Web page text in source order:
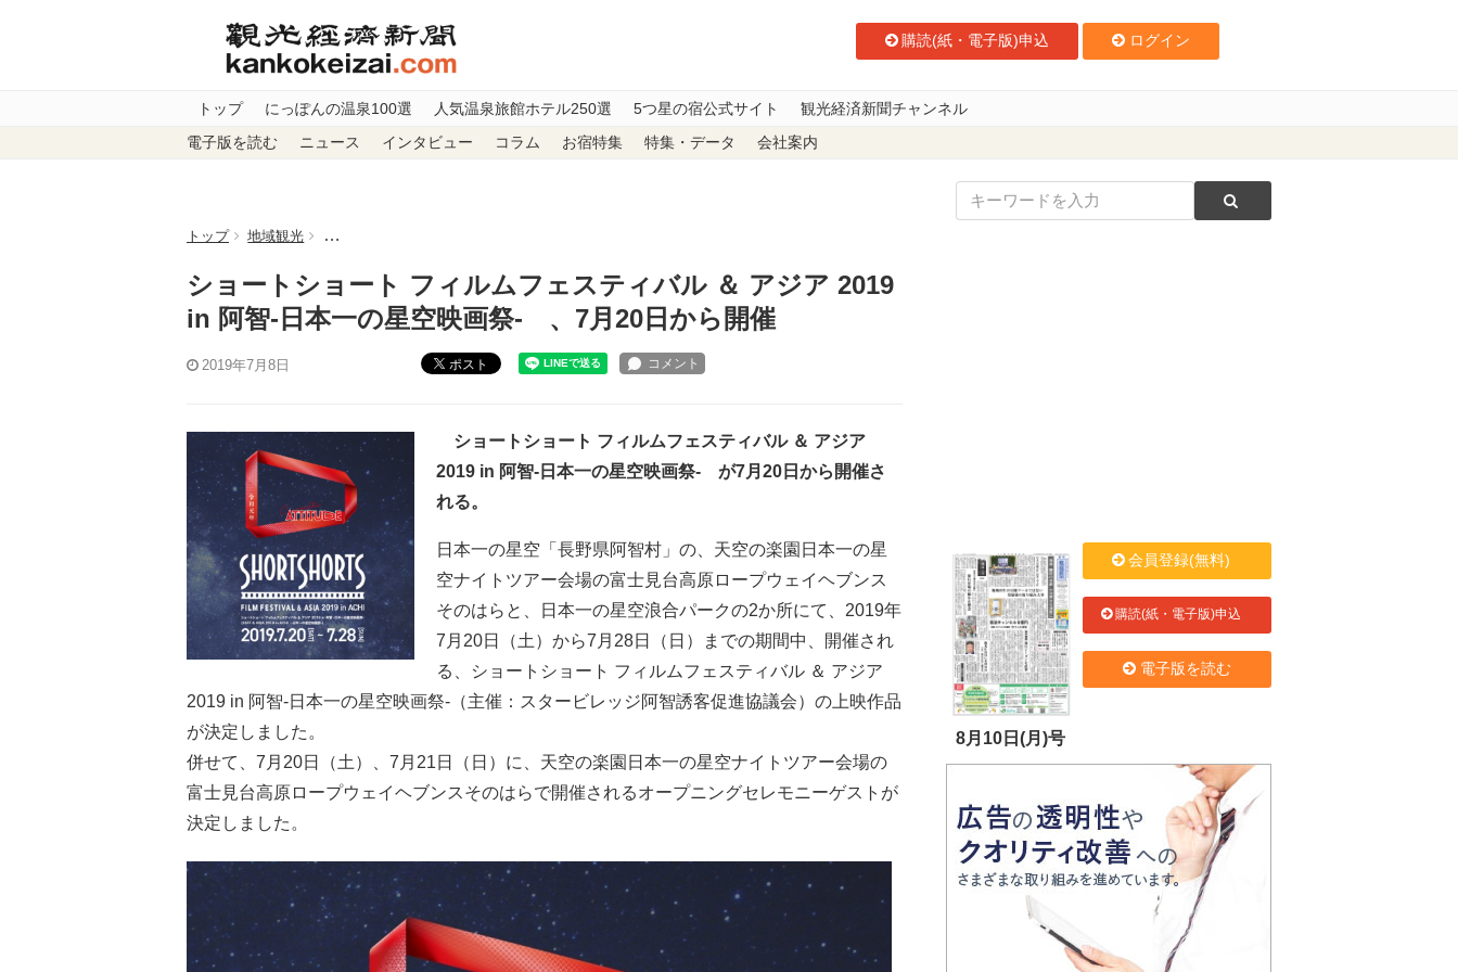
購読(紙・電子版)申込 ログイン
トップ にっぽんの温泉100選 人気温泉旅館ホテル250選 5つ星の宿公式サイト 観光経済新聞チャンネル
電子版を読む ニュース インタビュー コラム お宿特集 特集・データ 会社案内
トップ 地域観光 ショートショート フィルムフェスティバル ＆ アジア 2019 in 阿智-日本一の星空映画祭- 、7月20日から開催
ショートショート フィルムフェスティバル ＆ アジア 2019
in 阿智-日本一の星空映画祭- 、7月20日から開催
2019年7月8日 ポスト
ショートショート フィルムフェスティバル ＆ アジア
2019 in 阿智-日本一の星空映画祭- が7月20日から開催さ
れる。
日本一の星空「長野県阿智村」の、天空の楽園日本一の星
空ナイトツアー会場の富士見台高原ロープウェイヘブンス
そのはらと、日本一の星空浪合パークの2か所にて、2019年
7月20日（土）から7月28日（日）までの期間中、開催され
る、ショートショート フィルムフェスティバル ＆ アジア
2019 in 阿智-日本一の星空映画祭-（主催：スタービレッジ阿智誘客促進協議会）の上映作品
が決定しました。
併せて、7月20日（土）、7月21日（日）に、天空の楽園日本一の星空ナイトツアー会場の
富士見台高原ロープウェイヘブンスそのはらで開催されるオープニングセレモニーゲストが
決定しました。
8月10日(月)号
会員登録(無料)
購読(紙・電子版)申込
電子版を読む